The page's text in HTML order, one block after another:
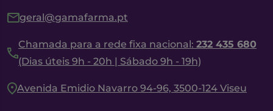
geral@gamafarma.pt
Chamada para a rede fixa nacional: 232 435 680
(Dias úteis 9h - 20h | Sábado 9h - 19h)
Avenida Emidio Navarro 94-96, 3500-124 Viseu